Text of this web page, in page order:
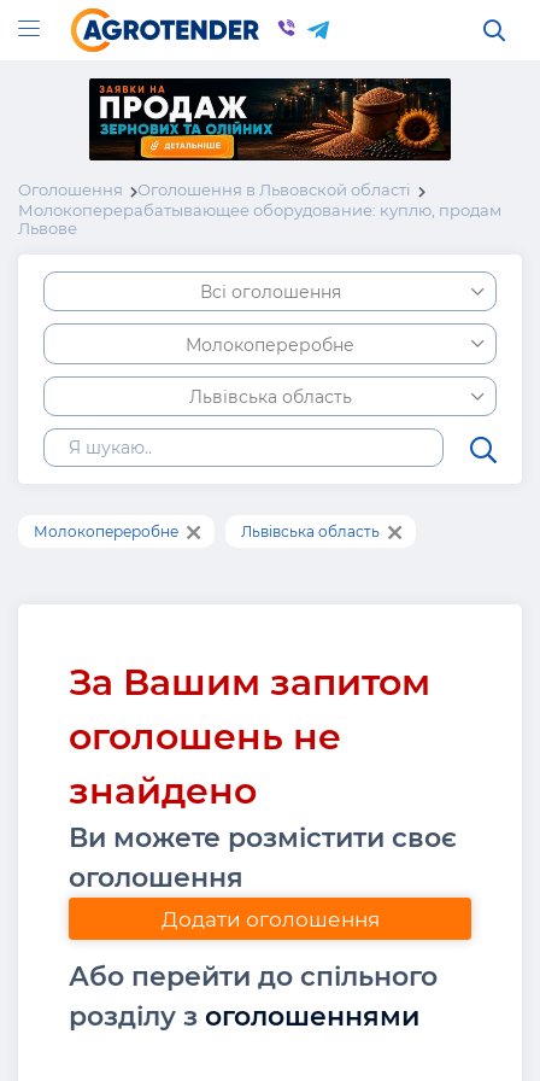
Оголошення
Оголошення в Львовской області
Молокоперерабатывающее оборудование: куплю, продам
Львове
Всі оголошення
Молокопереробне
Львівська область
Молокопереробне Львівська область
За Вашим запитом
оголошень не
знайдено
Ви можете розмістити своє
оголошення
Додати оголошення
Або перейти до спільного
розділу з оголошеннями